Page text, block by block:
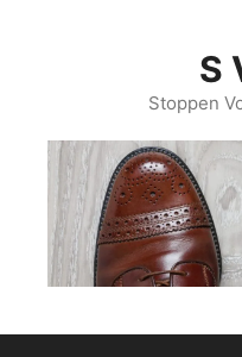
S
Stoppen